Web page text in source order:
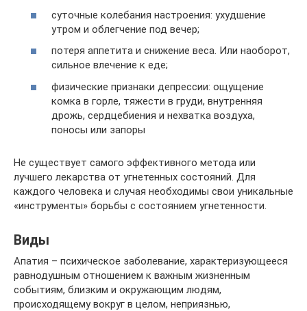
суточные колебания настроения: ухудшение
утром и облегчение под вечер;
потеря аппетита и снижение веса. Или наоборот,
сильное влечение к еде;
физические признаки депрессии: ощущение
комка в горле, тяжести в груди, внутренняя
дрожь, сердцебиения и нехватка воздуха,
поносы или запоры
Не существует самого эффективного метода или
лучшего лекарства от угнетенных состояний. Для
каждого человека и случая необходимы свои уникальные
«инструменты» борьбы с состоянием угнетенности.
Виды
Апатия – психическое заболевание, характеризующееся
равнодушным отношением к важным жизненным
событиям, близким и окружающим людям,
происходящему вокруг в целом, неприязнью,